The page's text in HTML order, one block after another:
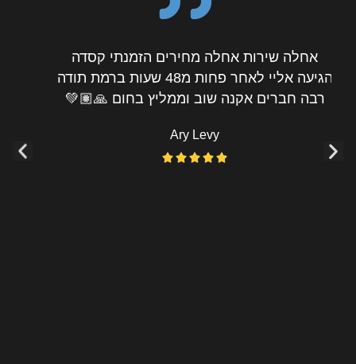
חוויית קניה מעולה שלחו אליי את המוצר עד
מקום העבודה תוך כמה שעות, שודרגתי למוצר
טוב יותר ללא תוספת תשלום וגם כששמעט
המון תודה מומלץ בחום 🙂